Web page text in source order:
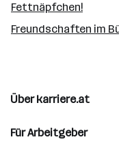
Fettnäpfchen!
Freundschaften im
Über karriere.at
Für Arbeitgeber